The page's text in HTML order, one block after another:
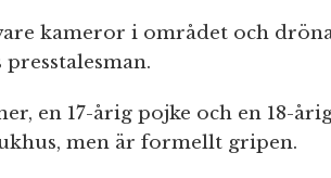
kameror i området och
en 17-årig pojke och en 18-
men är formellt gripen.